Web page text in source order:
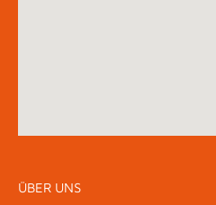
ÜBER UNS